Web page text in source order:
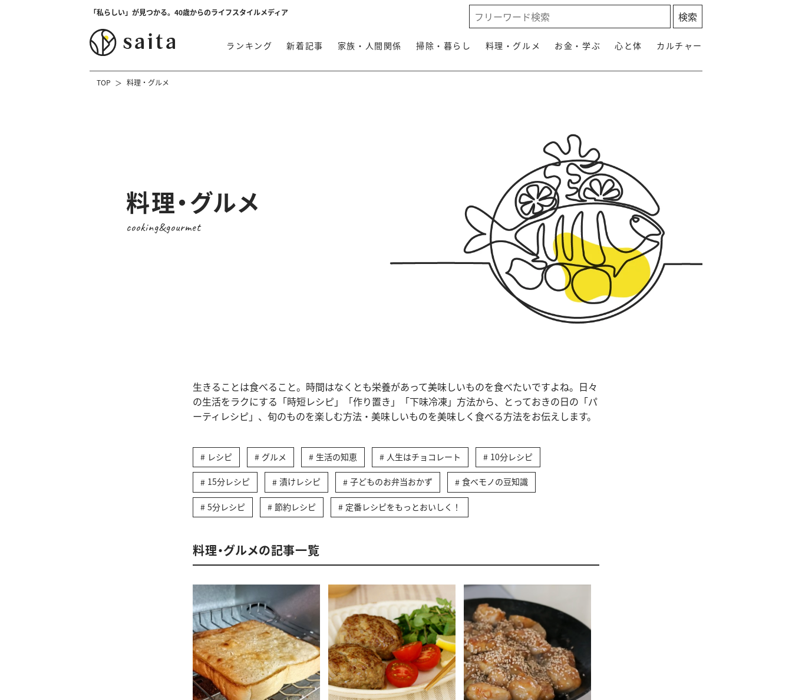
「私らしい」が見つかる。40歳からのライフスタイルメディア
ランキング 新着記事 家族・人間関係 掃除・暮らし 料理・グルメ お金・学ぶ 心と体 カルチャー
TOP 料理・グルメ
料理・グルメ
cooking&gourmet
生きることは食べること。時間はなくとも栄養があって美味しいものを食べたいですよね。日々
の生活をラクにする「時短レシピ」「作り置き」「下味冷凍」方法から、とっておきの日の「パ
ーティレシピ」、旬のものを楽しむ方法・美味しいものを美味しく食べる方法をお伝えします。
レシピ グルメ 生活の知恵 人生はチョコレート 10分レシピ
15分レシピ 漬けレシピ 子どものお弁当おかず 食べモノの豆知識
5分レシピ 節約レシピ 定番レシピをもっとおいしく！
料理・グルメの記事一覧